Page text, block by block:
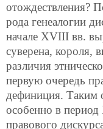
отождествления?
рода генеалогии
начале XVIII вв.
суверена, короля,
различия
первую очередь
дефиниция. Таким
особенно в
правового